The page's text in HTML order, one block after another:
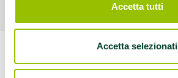
Accetta tutti
Accetta selezionati